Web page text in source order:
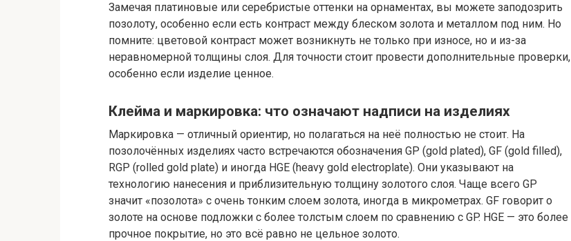
Замечая платиновые или серебристые оттенки на орнаментах, вы можете заподозрить
позолоту, особенно если есть контраст между блеском золота и металлом под ним. Но
помните: цветовой контраст может возникнуть не только при износе, но и из-за
неравномерной толщины слоя. Для точности стоит провести дополнительные проверки,
особенно если изделие ценное.
Клейма и маркировка: что означают надписи на изделиях
Маркировка — отличный ориентир, но полагаться на неё полностью не стоит. На
позолочённых изделиях часто встречаются обозначения GP (gold plated), GF (gold filled),
RGP (rolled gold plate) и иногда HGE (heavy gold electroplate). Они указывают на
технологию нанесения и приблизительную толщину золотого слоя. Чаще всего GP
значит «позолота» с очень тонким слоем золота, иногда в микрометрах. GF говорит о
золоте на основе подложки с более толстым слоем по сравнению с GP. HGE — это более
прочное покрытие, но это всё равно не цельное золото.